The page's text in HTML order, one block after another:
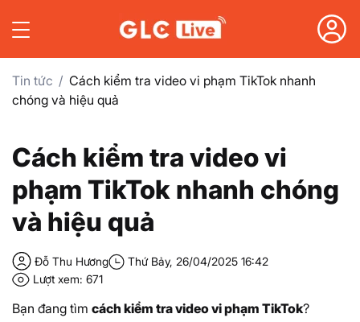
Tin tức
Cách kiểm tra video vi phạm TikTok nhanh
chóng và hiệu quả
Cách kiểm tra video vi
phạm TikTok nhanh chóng
và hiệu quả
Đỗ Thu Hương
Thứ Bảy, 26/04/2025 16:42
Lượt xem: 671
Bạn đang tìm cách kiểm tra video vi phạm TikTok?